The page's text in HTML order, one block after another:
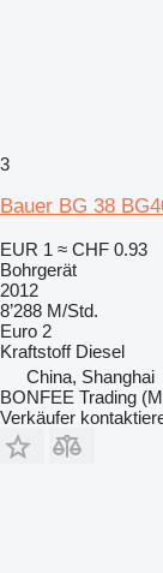
3
Bauer BG 38
EUR 1 ≈ CHF 0.93
Bohrgerät
2012
8’288 M/Std.
Euro 2
Kraftstoff Diesel
China, Shanghai
BONFEE Trading
Verkäufer